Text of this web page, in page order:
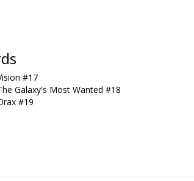
#17
Galaxy's Most Wanted #18
#19